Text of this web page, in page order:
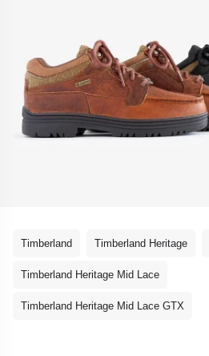
Timberland Timberland Heritage
Timberland Heritage Mid Lace
Timberland Heritage Mid Lace GTX